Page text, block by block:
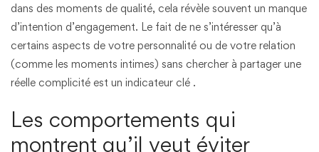
dans des moments de qualité, cela révèle souvent un manque
d’intention d’engagement. Le fait de ne s’intéresser qu’à
certains aspects de votre personnalité ou de votre relation
(comme les moments intimes) sans chercher à partager une
réelle complicité est un indicateur clé​ .
Les comportements qui
montrent qu’il veut éviter